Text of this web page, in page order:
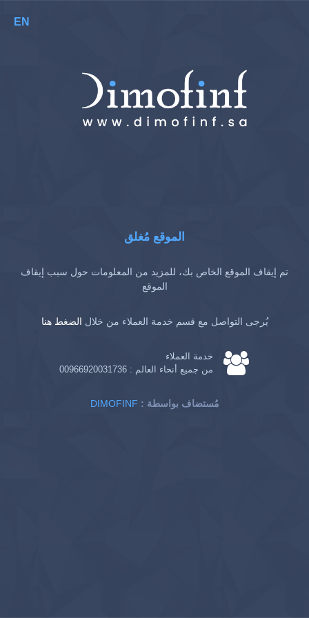
EN
الموقع مُغلق
تم إيقاف الموقع الخاص بك، للمزيد من المعلومات حول سبب إيقاف
الموقع
يُرجى التواصل مع قسم خدمة العملاء من خلال الضغط هنا
خدمة العملاء
من جميع أنحاء العالم : 00966920031736
DIMOFINF : مُستضاف بواسطة